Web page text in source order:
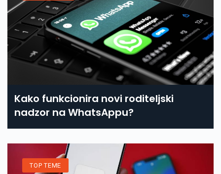
Kako funkcionira novi roditeljski
nadzor na WhatsAppu?
TOP TEME